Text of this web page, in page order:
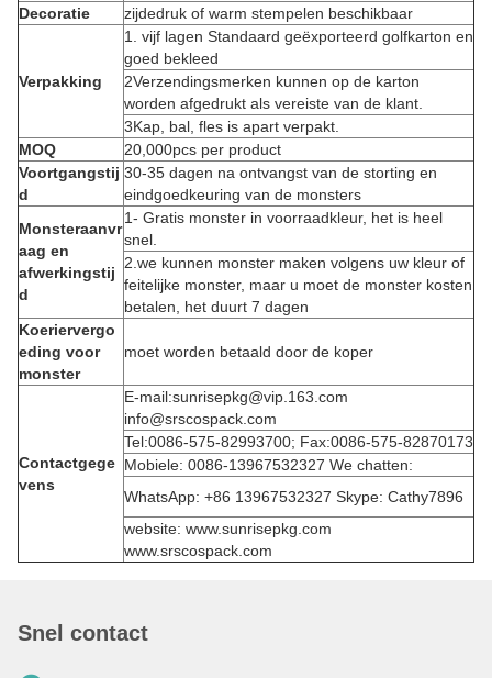
Decoratie
zijdedruk of warm stempelen beschikbaar
Verpakking
1. vijf lagen Standaard geëxporteerd golfkarton en
goed bekleed
2Verzendingsmerken kunnen op de karton
worden afgedrukt als vereiste van de klant.
3Kap, bal, fles is apart verpakt.
MOQ
20,000pcs per product
Voortgangstij
d
30-35 dagen na ontvangst van de storting en
eindgoedkeuring van de monsters
Monsteraanvr
aag en
afwerkingstij
d
1- Gratis monster in voorraadkleur, het is heel
snel.
2.we kunnen monster maken volgens uw kleur of
feitelijke monster, maar u moet de monster kosten
betalen, het duurt 7 dagen
Koeriervergo
eding voor
monster
moet worden betaald door de koper
Contactgege
vens
E-mail:sunrisepkg@vip.163.com
info@srscospack.com
Tel:0086-575-82993700; Fax:0086-575-82870173
Mobiele: 0086-13967532327 We chatten:
WhatsApp: +86 13967532327 Skype: Cathy7896
website: www.sunrisepkg.com
www.srscospack.com
Snel contact